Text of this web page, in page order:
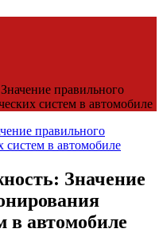
правильного
систем в автомобиле
Значение
в автомобиле